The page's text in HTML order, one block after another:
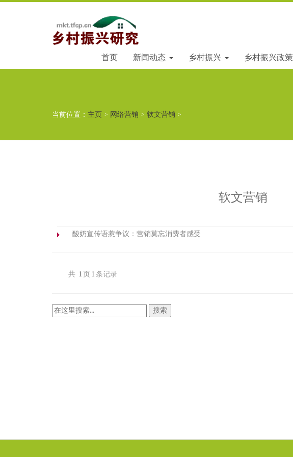
首页 新闻动态 乡村振兴 乡村振兴政策
当前位置： 主页 > 网络营销 > 软文营销 >
软文营销
酸奶宣传语惹争议：营销莫忘消费者感受
共 1 页 1 条记录